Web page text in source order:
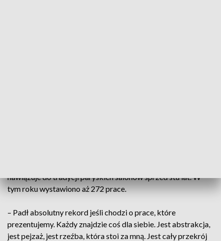
nawiązuje do tradycji paryskich salonów sprzed stu lat. W
tym roku wystawiono aż 272 prace.
– Padł absolutny rekord jeśli chodzi o prace, które
prezentujemy. Każdy znajdzie coś dla siebie. Jest abstrakcja,
jest pejzaż, jest rzeźba, która stoi za mną. Jest cały przekrój